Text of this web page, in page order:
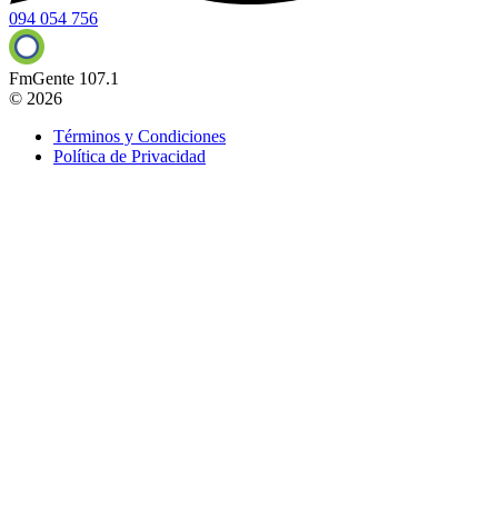
094 054 756
FmGente 107.1
© 2026
Términos y Condiciones
Política de Privacidad